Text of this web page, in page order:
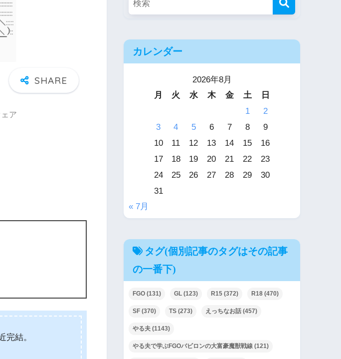
ア
完結。
カレンダー
2026年8月
月
火 水 木 金 土
日
1
2
3
4 5 6 7 8
9
10
11 12 13 14 15
16
17
18 19 20 21 22
23
24
25 26 27 28 29
30
31
« 7月
タグ(個別記事のタグはその記事
の一番下)
FGO (131) GL (123) R15 (372) R18 (470)
SF (370) TS (273) えっちなお話 (457)
やる夫 (1143)
やる夫で学ぶFGOバビロンの大富豪魔獣戦線 (121)